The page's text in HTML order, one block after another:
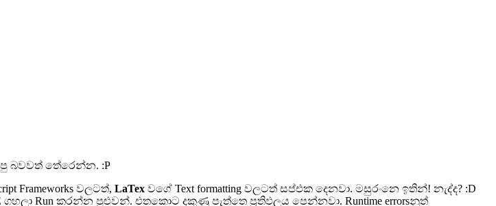
බවවත් තේරෙන්න. :P
Frameworks වලටත්, LaTex වගේ Text formatting වලටත් සප්එක දෙනවා. මසුරංනෙ ඉතින්! නැද්ද? :D
Run කරන්න පුළුවන්. එතකොට දකුණු පැත්තෙ ප්‍රතිඵලය පෙන්නවා. Runtime errorsනුත්